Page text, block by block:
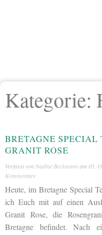
Kategorie:
BRETAGNE
GRANIT ROSE
Verfasst von Nadine Beckmann am 05.
Kommentare
Heute, im Bretagne Special
ich Euch mit auf einen
Granit Rose, die
Bretagne befindet. Nach